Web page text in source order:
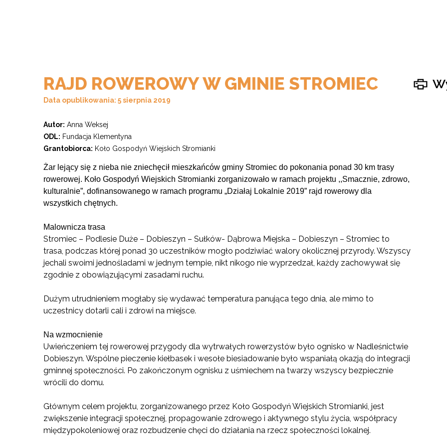
RAJD ROWEROWY W GMINIE STROMIEC
Data opublikowania: 5 sierpnia 2019
Autor: Anna Weksej
ODL: Fundacja Klementyna
Grantobiorca: Koło Gospodyń Wiejskich Stromianki
Żar lejący się z nieba nie zniechęcił mieszkańców gminy Stromiec do pokonania ponad 30 km trasy
rowerowej. Koło Gospodyń Wiejskich Stromianki zorganizowało w ramach projektu ,,Smacznie, zdrowo,
kulturalnie”, dofinansowanego w ramach programu „Działaj Lokalnie 2019” rajd rowerowy dla
wszystkich chętnych.
Malownicza trasa
Stromiec – Podlesie Duże – Dobieszyn – Sułków- Dąbrowa Miejska – Dobieszyn – Stromiec to
trasa, podczas której ponad 30 uczestników mogło podziwiać walory okolicznej przyrody. Wszyscy
jechali swoimi jednośladami w jednym tempie, nikt nikogo nie wyprzedzał, każdy zachowywał się
zgodnie z obowiązującymi zasadami ruchu.
Dużym utrudnieniem mogłaby się wydawać temperatura panująca tego dnia, ale mimo to
uczestnicy dotarli cali i zdrowi na miejsce.
Na wzmocnienie
Uwieńczeniem tej rowerowej przygody dla wytrwałych rowerzystów było ognisko w Nadleśnictwie
Dobieszyn. Wspólne pieczenie kiełbasek i wesołe biesiadowanie było wspaniałą okazją do integracji
gminnej społeczności. Po zakończonym ognisku z uśmiechem na twarzy wszyscy bezpiecznie
wrócili do domu.
Głównym celem projektu, zorganizowanego przez Koło Gospodyń Wiejskich Stromianki, jest
zwiększenie integracji społecznej, propagowanie zdrowego i aktywnego stylu życia, współpracy
międzypokoleniowej oraz rozbudzenie chęci do działania na rzecz społeczności lokalnej.